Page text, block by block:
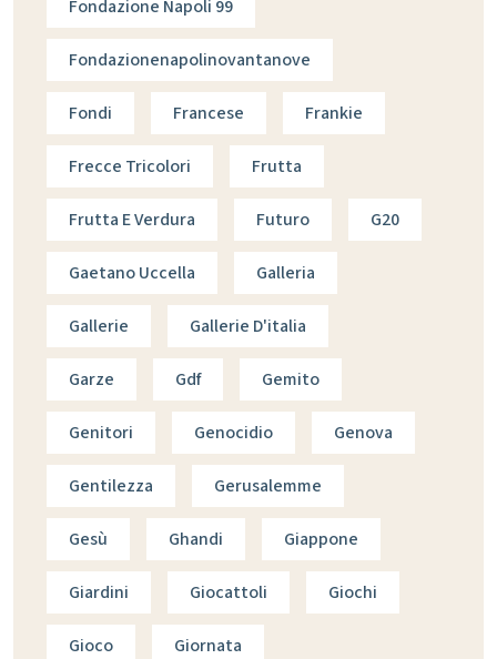
Fondazione Napoli 99
Fondazionenapolinovantanove
Fondi Francese Frankie
Frecce Tricolori Frutta
Frutta E Verdura Futuro G20
Gaetano Uccella Galleria
Gallerie Gallerie D'italia
Garze Gdf Gemito
Genitori Genocidio Genova
Gentilezza Gerusalemme
Gesù Ghandi Giappone
Giardini Giocattoli Giochi
Gioco Giornata